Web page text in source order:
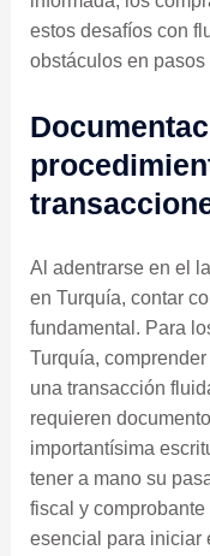
estos desafíos con
obstáculos en
Al adentrarse en el
en Turquía, contar
fundamental. Para
Turquía,
una transacción
requieren
importantísima
tener a mano su
fiscal y
esencial para iniciar